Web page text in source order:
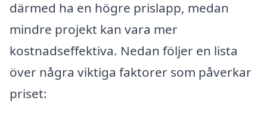
därmed ha en högre prislapp, medan
mindre projekt kan vara mer
kostnadseffektiva. Nedan följer en lista
över några viktiga faktorer som påverkar
priset: